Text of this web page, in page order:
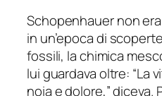
Schopenhauer non
in un’epoca di
fossili, la chimica
lui guardava oltre: “La
noia e dolore,” diceva.